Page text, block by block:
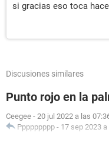
si gracias eso toca
Discusiones similares
Punto rojo en la
Ceegee - 20 jul 2022 a las
Ppppppppp - 17 sep 2023 a